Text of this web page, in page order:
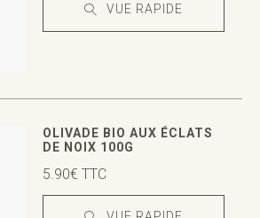
VUE RAPIDE
OLIVADE BIO AUX ÉCLATS
DE NOIX 100G
5.90€ TTC